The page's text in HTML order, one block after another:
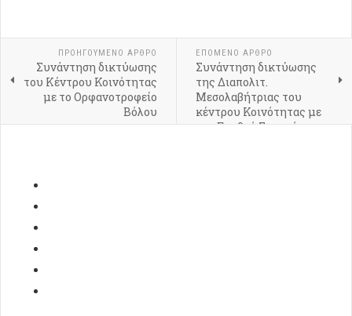
ΠΡΟΗΓΟΎΜΕΝΟ ΆΡΘΡΟ
Συνάντηση δικτύωσης
του Κέντρου Κοινότητας
με το Ορφανοτροφείο
Βόλου
ΕΠΌΜΕΝΟ ΆΡΘΡΟ
Συνάντηση δικτύωσης
της Διαπολιτ.
Μεσολαβήτριας του
κέντρου Κοινότητας με
τον Ερυθρό Σταυρό